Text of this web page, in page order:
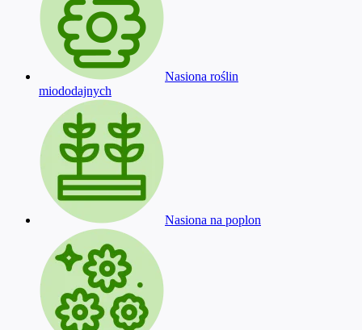
Nasiona roślin
miododajnych
Nasiona na poplon